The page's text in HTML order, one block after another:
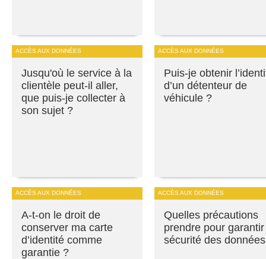
ACCÈS AUX DONNÉES
Jusqu'où le service à la
clientèle peut-il aller,
que puis-je collecter à
son sujet ?
ACCÈS AUX DONNÉES
Puis-je obtenir
d’un détenteur de
véhicule ?
ACCÈS AUX DONNÉES
A-t-on le droit de
conserver ma carte
d’identité comme
garantie ?
ACCÈS AUX DONNÉES
Quelles précautions
prendre pour
sécurité des